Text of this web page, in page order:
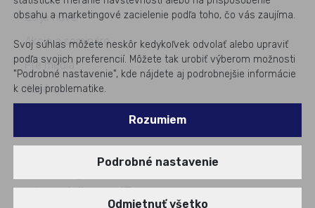
obsahu a marketingové zacielenie podľa toho, čo vás zaujíma.
Svoj súhlas môžete neskôr kedykoľvek odvolať alebo upraviť
podľa svojich preferencií. Môžete tak urobiť výberom možnosti
"Podrobné nastavenie", kde nájdete aj podrobnejšie informácie
k celej problematike.
Rozumiem
Podrobné nastavenie
Odmietnuť všetko
Čo je nové
Akcie a semináre
Pre médiá
Kariéra
#1v podnikovom IT